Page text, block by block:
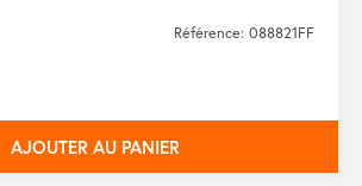
Référence: 088821FF
AJOUTER AU PANIER